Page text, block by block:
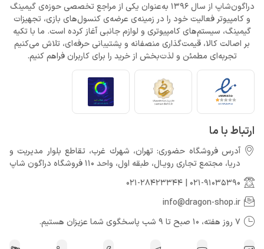
دراگون‌شاپ از سال 1396 به‌عنوان یکی از مراجع تخصصی حوزه‌ی گیمینگ
و کامپیوتر فعالیت خود را در زمینه‌ی عرضه‌ی کنسول‌های بازی، تجهیزات
گیمینگ، سیستم‌های کامپیوتری و لوازم جانبی آغاز کرده است. ما با تکیه
بر اصالت کالا، قیمت‌گذاری منصفانه و پشتیبانی حرفه‌ای، تلاش می‌کنیم
تجربه‌ای مطمئن و لذت‌بخش از خرید را برای کاربران فراهم کنیم.
ارتباط با ما
آدرس فروشگاه حضوری: تهران، شهرك غرب، تقاطع بلوار مدیریت و
دريا، مجتمع تجارى رويـال، طبقه اول، واحد 110 فروشگاه دراگون شاپ
021-91035390
021-28423344
info@dragon-shop.ir
7 روز هفته، 10 صبح تا 9 شب پاسخگوی شما عزیزان هستیم.